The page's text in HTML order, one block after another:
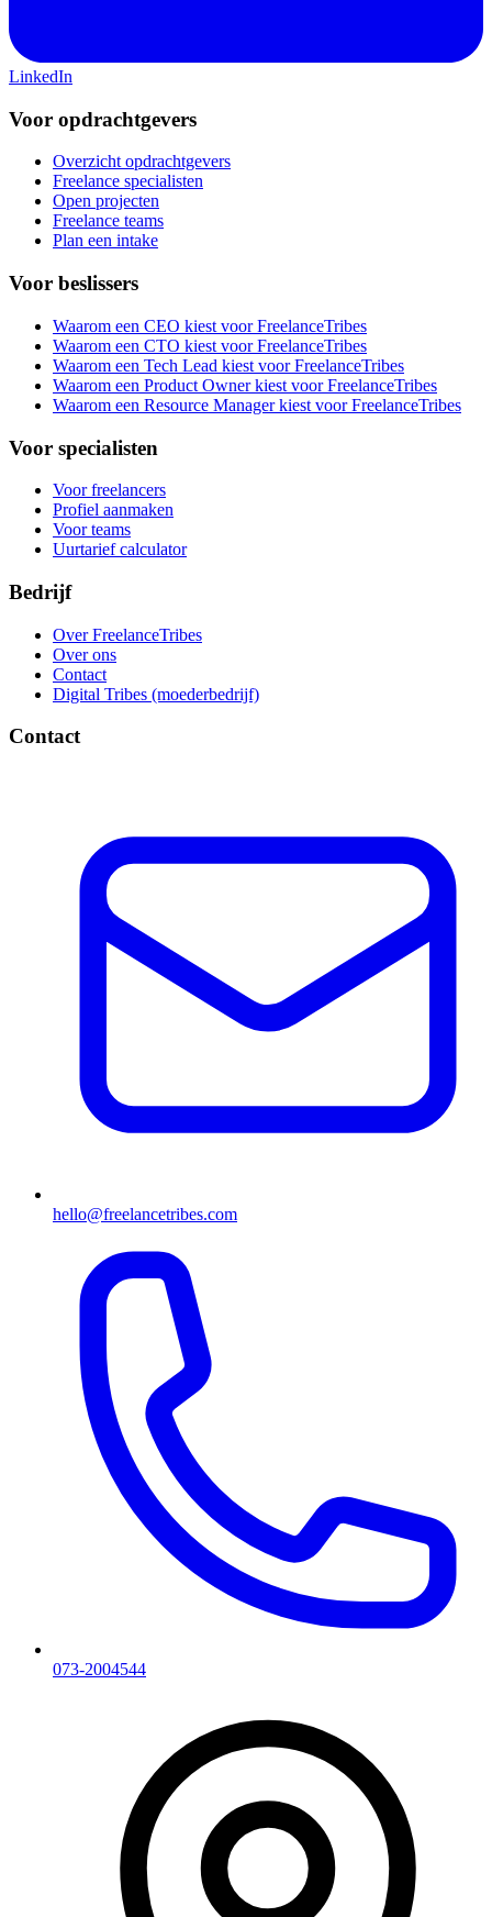
LinkedIn
Voor opdrachtgevers
Overzicht opdrachtgevers
Freelance specialisten
Open projecten
Freelance teams
Plan een intake
Voor beslissers
Waarom een CEO kiest voor FreelanceTribes
Waarom een CTO kiest voor FreelanceTribes
Waarom een Tech Lead kiest voor FreelanceTribes
Waarom een Product Owner kiest voor FreelanceTribes
Waarom een Resource Manager kiest voor FreelanceTribes
Voor specialisten
Voor freelancers
Profiel aanmaken
Voor teams
Uurtarief calculator
Bedrijf
Over FreelanceTribes
Over ons
Contact
Digital Tribes (moederbedrijf)
Contact
hello@freelancetribes.com
073-2004544